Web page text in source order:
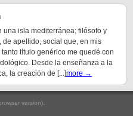
una isla mediterránea; filósofo y
de apellido, social que, en mis
título genérico me quedé con
Desde la enseñanza a la
la creación de [...]more →
version).